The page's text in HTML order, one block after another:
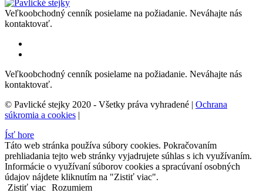
Veľkoobchodný cenník posielame na požiadanie. Neváhajte nás
kontaktovať.
Veľkoobchodný cenník posielame na požiadanie. Neváhajte nás
kontaktovať.
© Pavlické stejky 2020 - Všetky práva vyhradené | Ochrana
súkromia a cookies |
Ísť hore
Táto web stránka používa súbory cookies. Pokračovaním
prehliadania tejto web stránky vyjadrujete súhlas s ich využívaním.
Informácie o využívaní súborov cookies a spracúvaní osobných
údajov nájdete kliknutím na "Zistiť viac".
Zistiť viac Rozumiem